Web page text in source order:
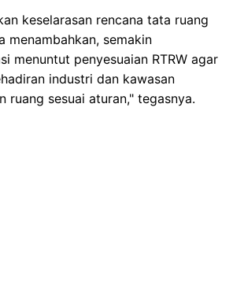
keselarasan rencana tata ruang
menambahkan, semakin
menuntut penyesuaian RTRW agar
industri dan kawasan
ruang sesuai aturan," tegasnya.